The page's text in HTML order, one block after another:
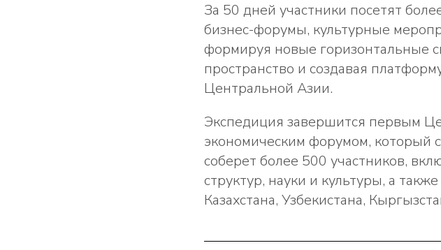
За 50 дней участники посетят
бизнес-форумы, культурные
формируя новые горизонтальные
пространство и создавая
Центральной Азии.
Экспедиция завершится первым
экономическим форумом, который
соберет более 500 участников,
структур, науки и культуры, а
Казахстана, Узбекистана,